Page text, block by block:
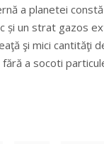
a planetei
și un strat gazos
şi mici cantităţi
a socoti